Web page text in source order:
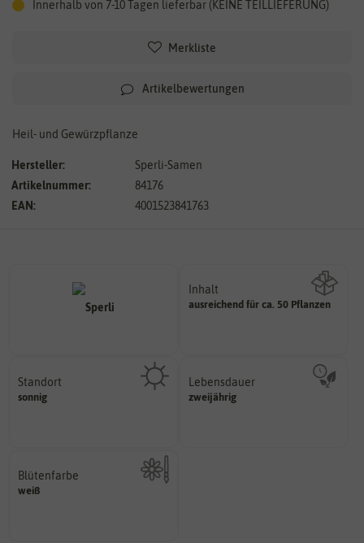
Innerhalb von 7-10 Tagen lieferbar (KEINE TEILLIEFERUNG)
Merkliste
Artikelbewertungen
Heil- und Gewürzpflanze
Hersteller:
Sperli-Samen
Artikelnummer:
84176
EAN:
4001523841763
Inhalt
ausreichend für ca. 50 Pflanzen
Wie viel ist enthalten
Standort
sonnig
Pflanze? (schattig, halbschattig,
sonnig, vollsonnig)
Lebensdauer
zweijährig
einjährig, zweijährig oder
mehrjährig.
Blütenfarbe
weiß
Kann auch mehrfarbig sein.